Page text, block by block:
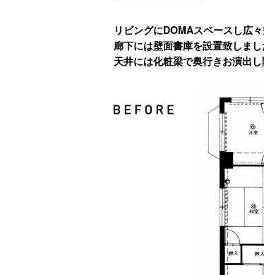
リビングにDOMAスペースし広々
廊下には壁面書庫を設置致しまし
天井には化粧梁で奥行きお演出